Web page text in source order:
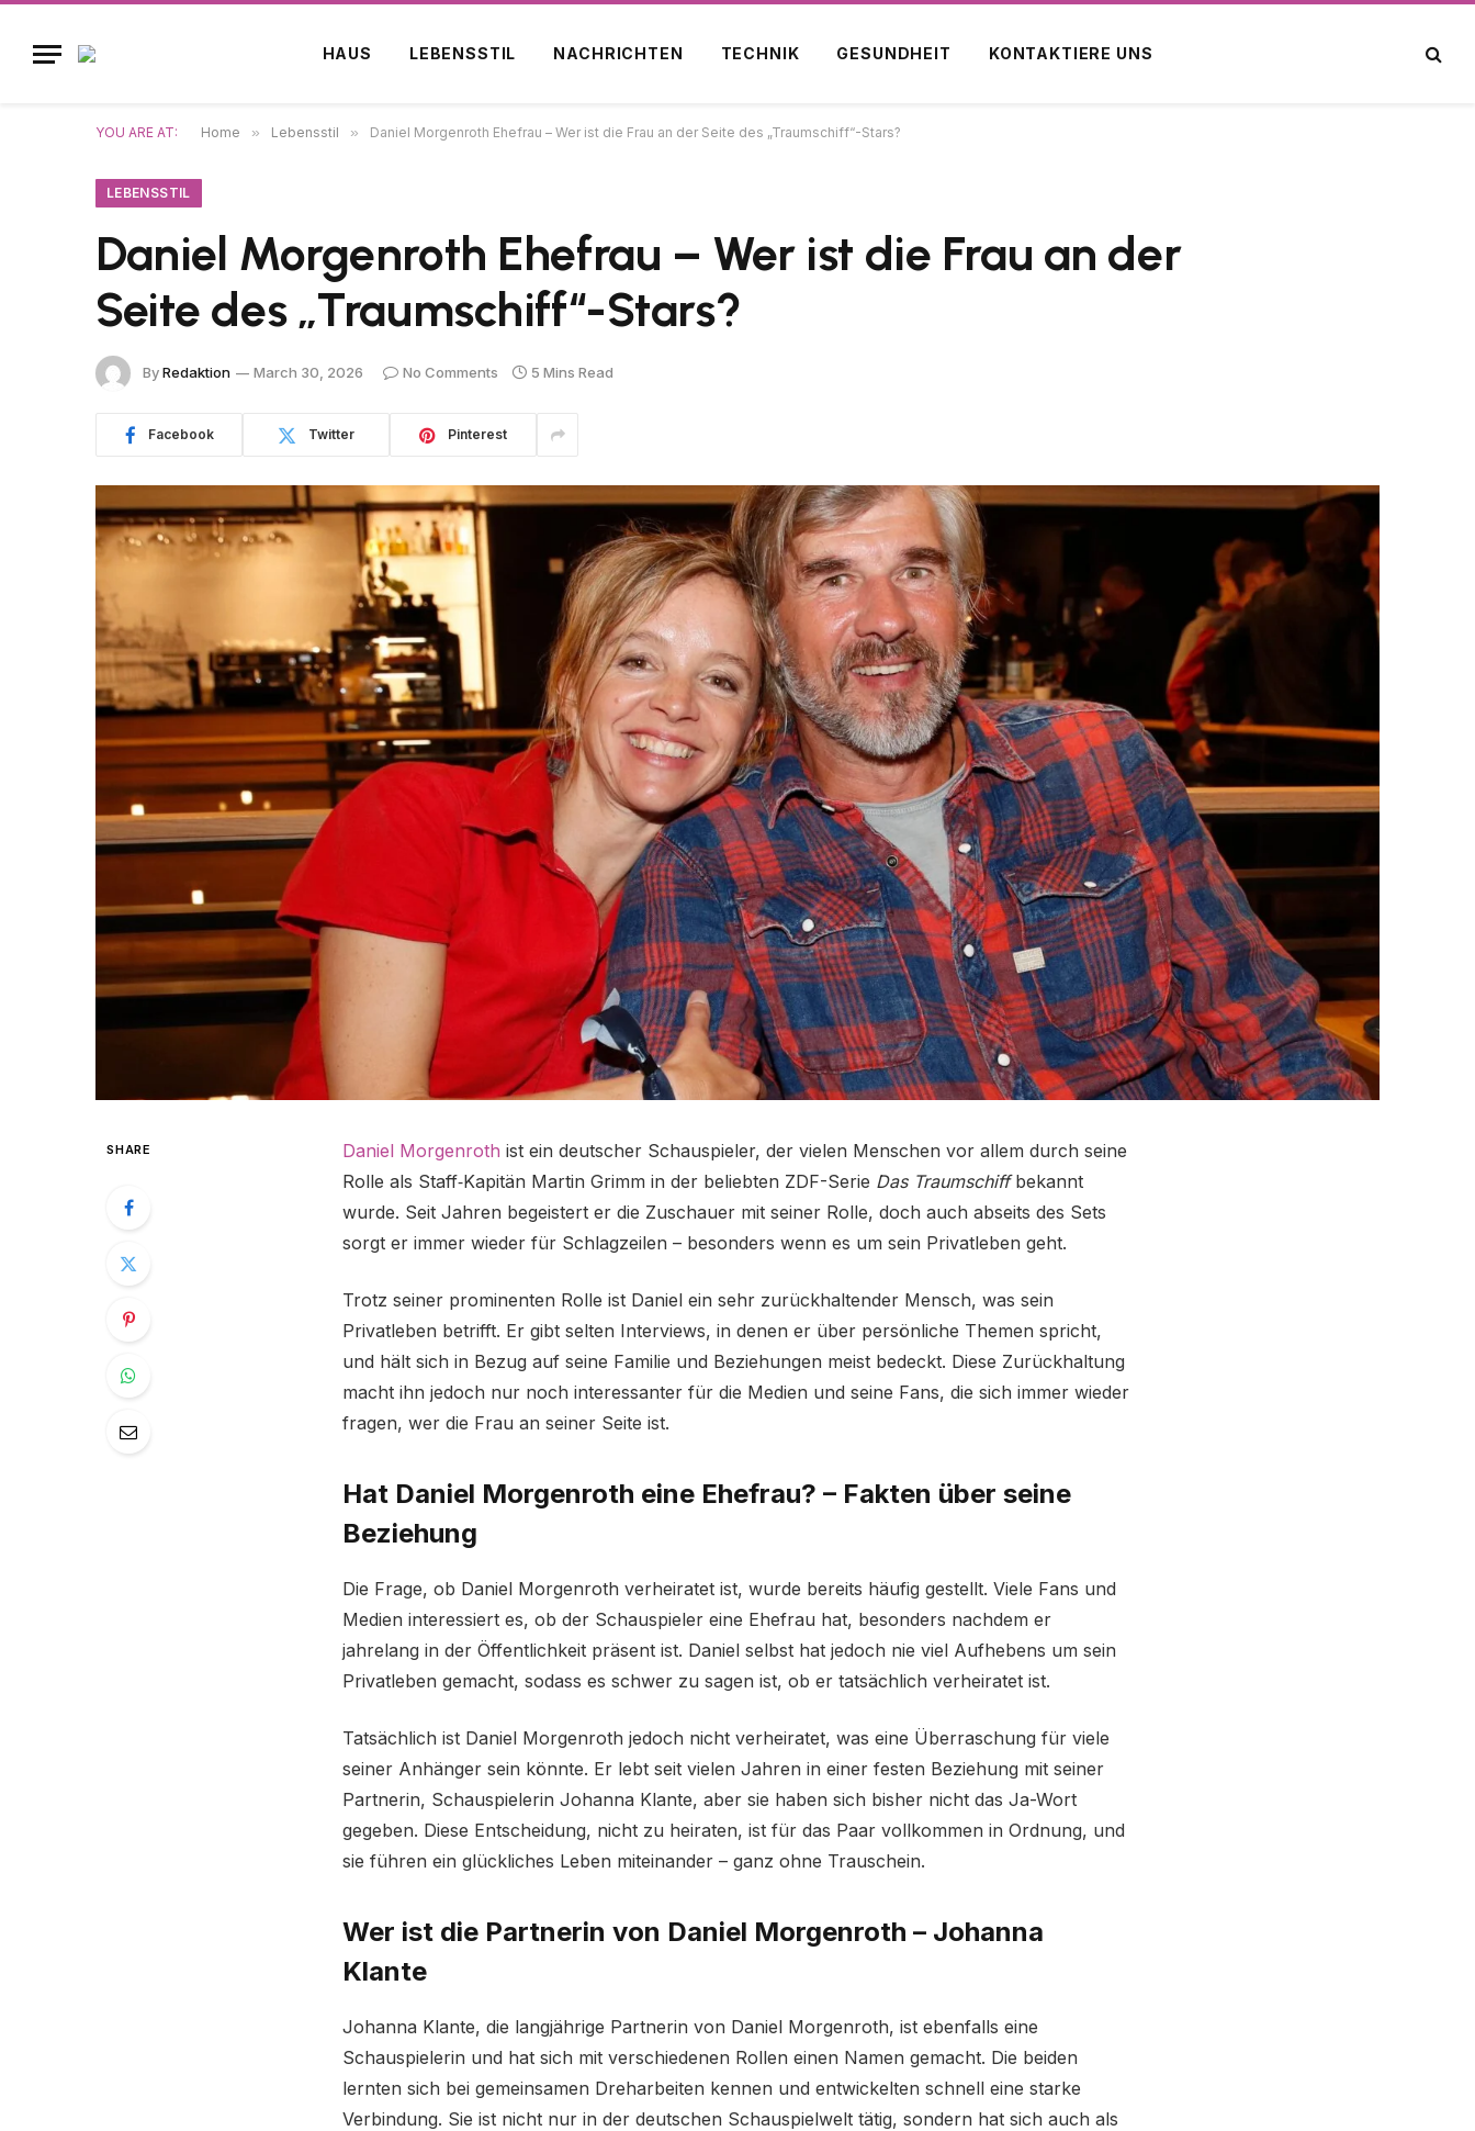
HAUS LEBENSSTIL NACHRICHTEN TECHNIK GESUNDHEIT KONTAKTIERE UNS
YOU ARE AT: Home » Lebensstil » Daniel Morgenroth Ehefrau – Wer ist die Frau an der Seite des „Traumschiff“-Stars?
LEBENSSTIL
Daniel Morgenroth Ehefrau – Wer ist die Frau an der
Seite des „Traumschiff“-Stars?
ByRedaktion March 30, 2026 No Comments 5 Mins Read
Facebook Twitter Pinterest
SHARE Daniel Morgenroth ist ein deutscher Schauspieler, der vielen Menschen vor allem durch seine
Rolle als Staff‑Kapitän Martin Grimm in der beliebten ZDF-Serie Das Traumschiffbekannt
wurde. Seit Jahren begeistert er die Zuschauer mit seiner Rolle, doch auch abseits des Sets
sorgt er immer wieder für Schlagzeilen – besonders wenn es um sein Privatleben geht.
Trotz seiner prominenten Rolle ist Daniel ein sehr zurückhaltender Mensch, was sein
Privatleben betrifft. Er gibt selten Interviews, in denen er über persönliche Themen spricht,
und hält sich in Bezug auf seine Familie und Beziehungen meist bedeckt. Diese Zurückhaltung
macht ihn jedoch nur noch interessanter für die Medien und seine Fans, die sich immer wieder
fragen, wer die Frau an seiner Seite ist.
Hat Daniel Morgenroth eine Ehefrau? – Fakten über seine
Beziehung
Die Frage, ob Daniel Morgenroth verheiratet ist, wurde bereits häufig gestellt. Viele Fans und
Medien interessiert es, ob der Schauspieler eine Ehefrau hat, besonders nachdem er
jahrelang in der Öffentlichkeit präsent ist. Daniel selbst hat jedoch nie viel Aufhebens um sein
Privatleben gemacht, sodass es schwer zu sagen ist, ob er tatsächlich verheiratet ist.
Tatsächlich ist Daniel Morgenroth jedoch nicht verheiratet, was eine Überraschung für viele
seiner Anhänger sein könnte. Er lebt seit vielen Jahren in einer festen Beziehung mit seiner
Partnerin, Schauspielerin Johanna Klante, aber sie haben sich bisher nicht das Ja-Wort
gegeben. Diese Entscheidung, nicht zu heiraten, ist für das Paar vollkommen in Ordnung, und
sie führen ein glückliches Leben miteinander – ganz ohne Trauschein.
Wer ist die Partnerin von Daniel Morgenroth – Johanna
Klante
Johanna Klante, die langjährige Partnerin von Daniel Morgenroth, ist ebenfalls eine
Schauspielerin und hat sich mit verschiedenen Rollen einen Namen gemacht. Die beiden
lernten sich bei gemeinsamen Dreharbeiten kennen und entwickelten schnell eine starke
Verbindung. Sie ist nicht nur in der deutschen Schauspielwelt tätig, sondern hat sich auch als